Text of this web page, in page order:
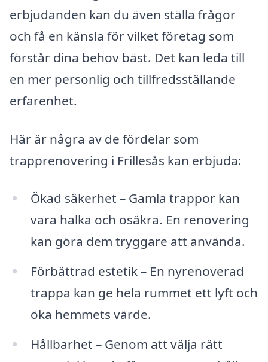
erbjudanden kan du även ställa frågor
och få en känsla för vilket företag som
förstår dina behov bäst. Det kan leda till
en mer personlig och tillfredsställande
erfarenhet.
Här är några av de fördelar som
trapprenovering i Frillesås kan erbjuda:
Ökad säkerhet – Gamla trappor kan
vara halka och osäkra. En renovering
kan göra dem tryggare att använda.
Förbättrad estetik – En nyrenoverad
trappa kan ge hela rummet ett lyft och
öka hemmets värde.
Hållbarhet – Genom att välja rätt